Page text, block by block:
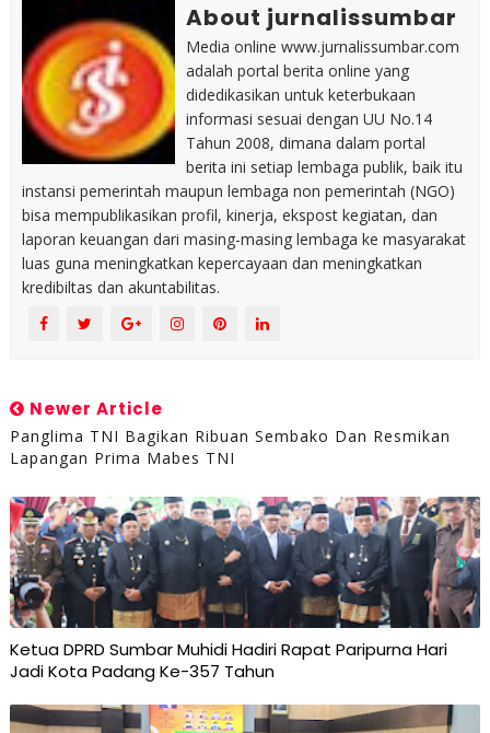
About jurnalissumbar
Media online www.jurnalissumbar.com
adalah portal berita online yang
didedikasikan untuk keterbukaan
informasi sesuai dengan UU No.14
Tahun 2008, dimana dalam portal
berita ini setiap lembaga publik, baik itu
instansi pemerintah maupun lembaga non pemerintah (NGO)
bisa mempublikasikan profil, kinerja, ekspost kegiatan, dan
laporan keuangan dari masing-masing lembaga ke masyarakat
luas guna meningkatkan kepercayaan dan meningkatkan
kredibiltas dan akuntabilitas.
Newer Article
Panglima TNI Bagikan Ribuan Sembako Dan Resmikan
Lapangan Prima Mabes TNI
Ketua DPRD Sumbar Muhidi Hadiri Rapat Paripurna Hari
Jadi Kota Padang Ke-357 Tahun